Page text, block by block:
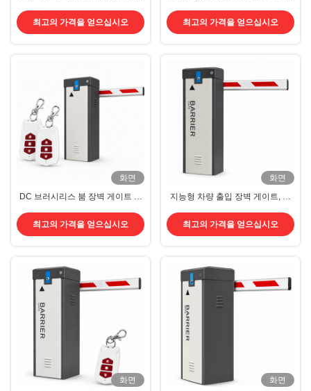
최고의 가격을 얻으십시오
최고의 가격을 얻으십시오
화면
DC 브러시리스 붐 장벽 게이트 비
번 이상 실행
최고의 가격을 얻으십시오
화면
지능형 차량 출입 장벽 게이트, 충
최고의 가격을 얻으십시오
화면
화면